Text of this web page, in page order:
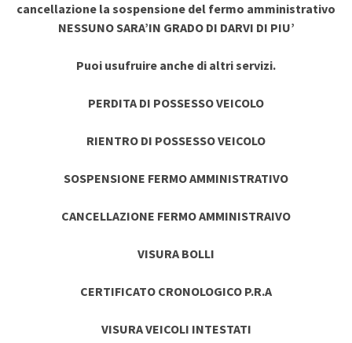
cancellazione la sospensione del fermo amministrativo
NESSUNO SARA’IN GRADO DI DARVI DI PIU’
Puoi usufruire anche di altri servizi.
PERDITA DI POSSESSO VEICOLO
RIENTRO DI POSSESSO VEICOLO
SOSPENSIONE FERMO AMMINISTRATIVO
CANCELLAZIONE FERMO AMMINISTRAIVO
VISURA BOLLI
CERTIFICATO CRONOLOGICO P.R.A
VISURA VEICOLI INTESTATI